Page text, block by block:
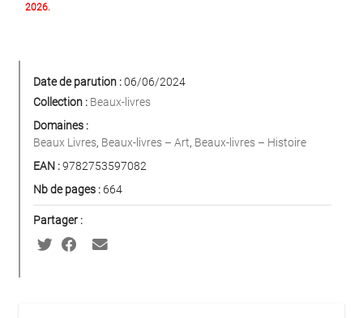
2026.
Date de parution :06/06/2024
Collection : Beaux-livres
Domaines :
Beaux Livres, Beaux-livres – Art, Beaux-livres – Histoire
EAN :9782753597082
Nb de pages : 664
Partager :